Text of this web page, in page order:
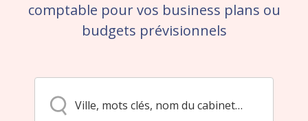
comptable pour vos business plans ou
budgets prévisionnels